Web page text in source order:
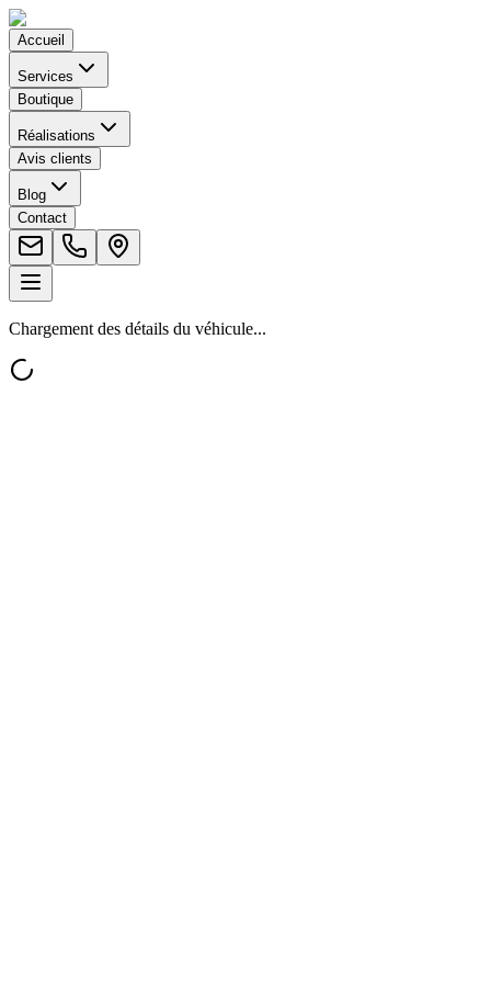
Accueil
Services
Boutique
Réalisations
Avis clients
Blog
Contact
Chargement des détails du véhicule...